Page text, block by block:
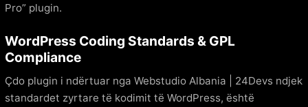
Pro” plugin.
WordPress Coding Standards & GPL
Compliance
Çdo plugin i ndërtuar nga Webstudio Albania | 24Devs ndjek
standardet zyrtare të kodimit të WordPress, është